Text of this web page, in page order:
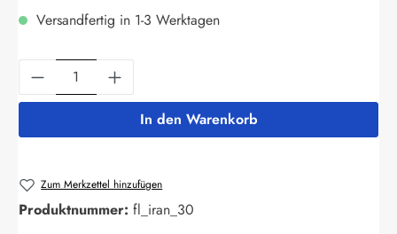
Versandfertig in 1-3 Werktagen
Produkt Anzahl: Gib den gewünschten
In den Warenkorb
Zum Merkzettel hinzufügen
Produktnummer: fl_iran_30